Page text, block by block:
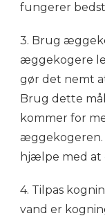
fungerer
3. Brug
æggekogere
gør det nemt
Brug dette
kommer for
æggekogeren.
hjælpe med at
4. Tilpas
vand er